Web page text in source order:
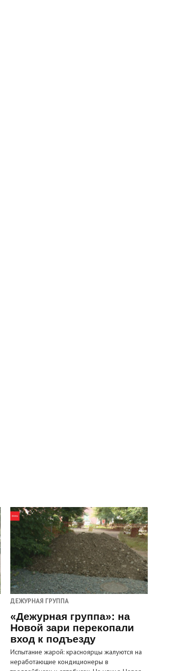
ДЕЖУРНАЯ ГРУППА
«Дежурная группа»: на
Новой зари перекопали
вход к подъезду
Испытание жарой: красноярцы жалуются на
неработающие кондиционеры в